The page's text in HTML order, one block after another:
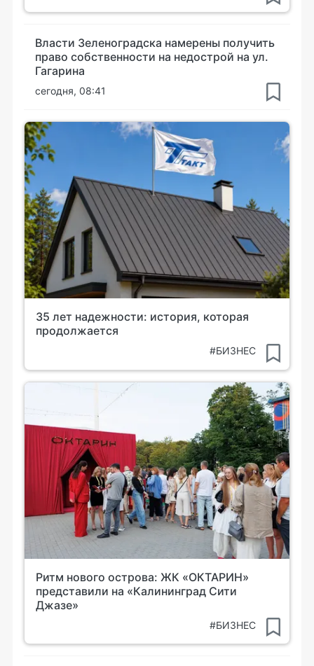
Власти Зеленоградска намерены получить
право собственности на недострой на ул.
Гагарина
сегодня, 08:41
35 лет надежности: история, которая
продолжается
#БИЗНЕС
Ритм нового острова: ЖК «ОКТАРИН»
представили на «Калининград Сити
Джазе»
#БИЗНЕС